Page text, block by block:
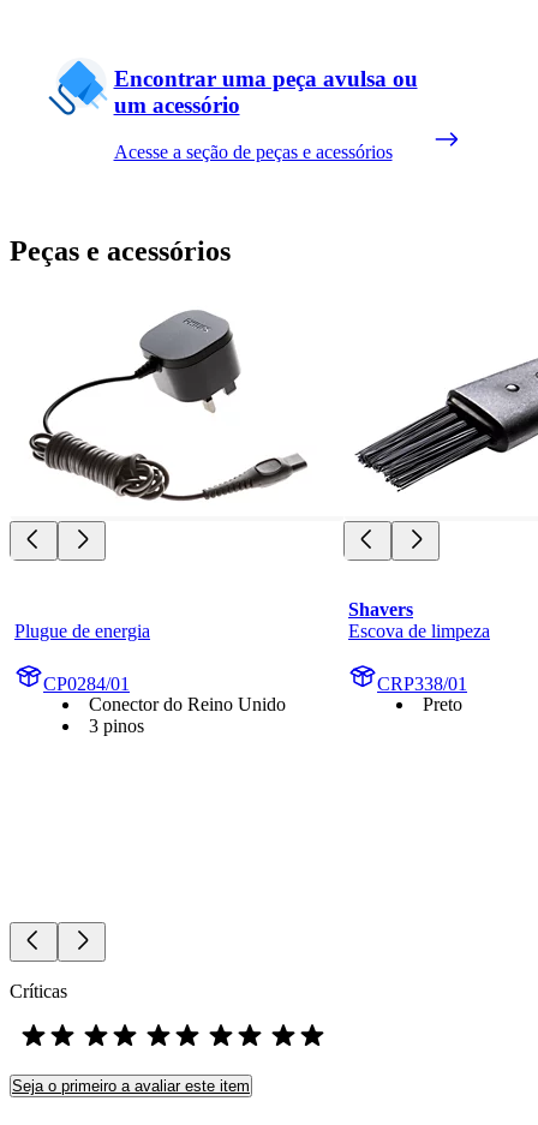
Encontrar uma peça avulsa ou
um acessório
Acesse a seção de peças e acessórios
Peças e acessórios
Plugue de energia
CP0284/01
Conector do Reino Unido
3 pinos
Shavers
Escova de limpeza
CRP338/01
Preto
Críticas
Seja o primeiro a avaliar este item